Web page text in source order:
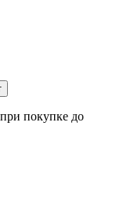
при покупке до